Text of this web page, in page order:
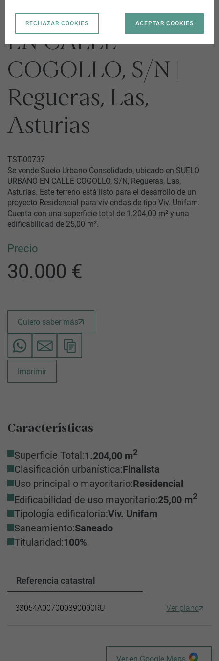
SUELO URBANO
EN CALLE
COGOLLO, S/N |
Regueras, Las,
Asturias
TST-00737
Se vende Suelo Urbano Consolidado, ubicado en SUELO
URBANO EN CALLE COGOLLO, S/N, Regueras, Las,
Asturias. Este terreno está listo para el desarrollo de un
proyecto Residencial para viviendas de tipo Viv. Unifam.
Cuenta con una superficie total de 1.204,00 m² y una
edificabilidad de 25,00 m².
Precio
30.000 €
Quiero saber más
Imprimir
Características
Superficie Total:1.204,00 m2
Clasificación urbanística:Finalista
Uso principal o mayoritario:Residencial
Edificabilidad de uso mayoritario:25,00 m2
Tipología edificatoria:Viv. Unifam
Saneamiento:Saneado
Titularidad:100%
Referencia catastral
33054A007000390000RU Ver plano
Ver en Google Maps
RECHAZAR COOKIES ACEPTAR COOKIES